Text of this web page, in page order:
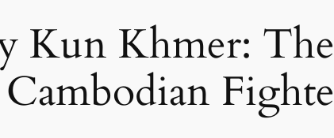
Kun Khmer:
Cambodian